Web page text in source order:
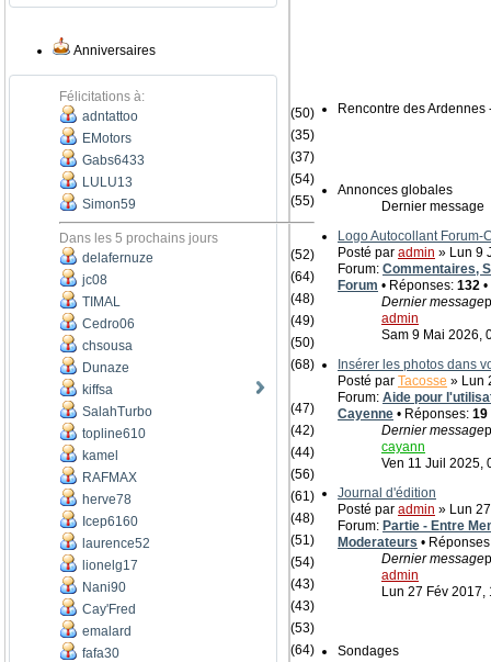
Anniversaires
Félicitations à:
adntattoo
(50)
EMotors
(35)
Gabs6433
(37)
LULU13
(54)
Simon59
(55)
Dans les 5 prochains jours
delafernuze
(52)
jc08
(64)
TIMAL
(48)
Cedro06
(49)
chsousa
(50)
Dunaze
(68)
kiffsa
SalahTurbo
(47)
topline610
(42)
kamel
(44)
RAFMAX
(56)
herve78
(61)
Icep6160
(48)
laurence52
(51)
lionelg17
(54)
Nani90
(43)
Cay'Fred
(43)
emalard
(53)
fafa30
(64)
Rencontre des
Annonces globales
Dernier message
Logo Autocollant Forum-
Posté par admin » Lun 9
Forum: Commentaires,
Forum • Réponses: 132
Dernier message
admin
Sam 9 Mai 2026,
Insérer les photos dans
Posté par Tacosse » Lun
Forum: Aide pour
Cayenne • Réponses: 19
Dernier message
cayann
Ven 11 Juil 2025,
Journal d'édition
Posté par admin » Lun
Forum: Partie - Entre
Moderateurs •
Dernier message
admin
Lun 27 Fév 2017,
Sondages